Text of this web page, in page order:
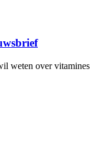
weten over vitamines